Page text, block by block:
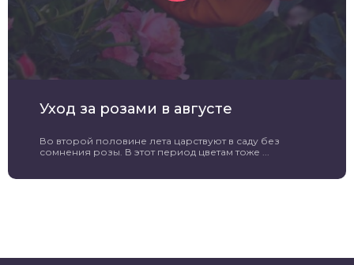
Уход за розами в августе
Во второй половине лета царствуют в саду без
сомнения розы. В этот период цветам тоже ...